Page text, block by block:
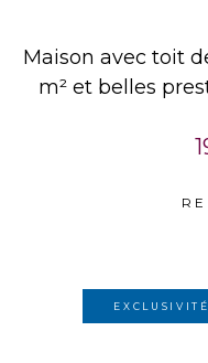
Maison avec toit
m² et belles
EXCLUSIVITÉ